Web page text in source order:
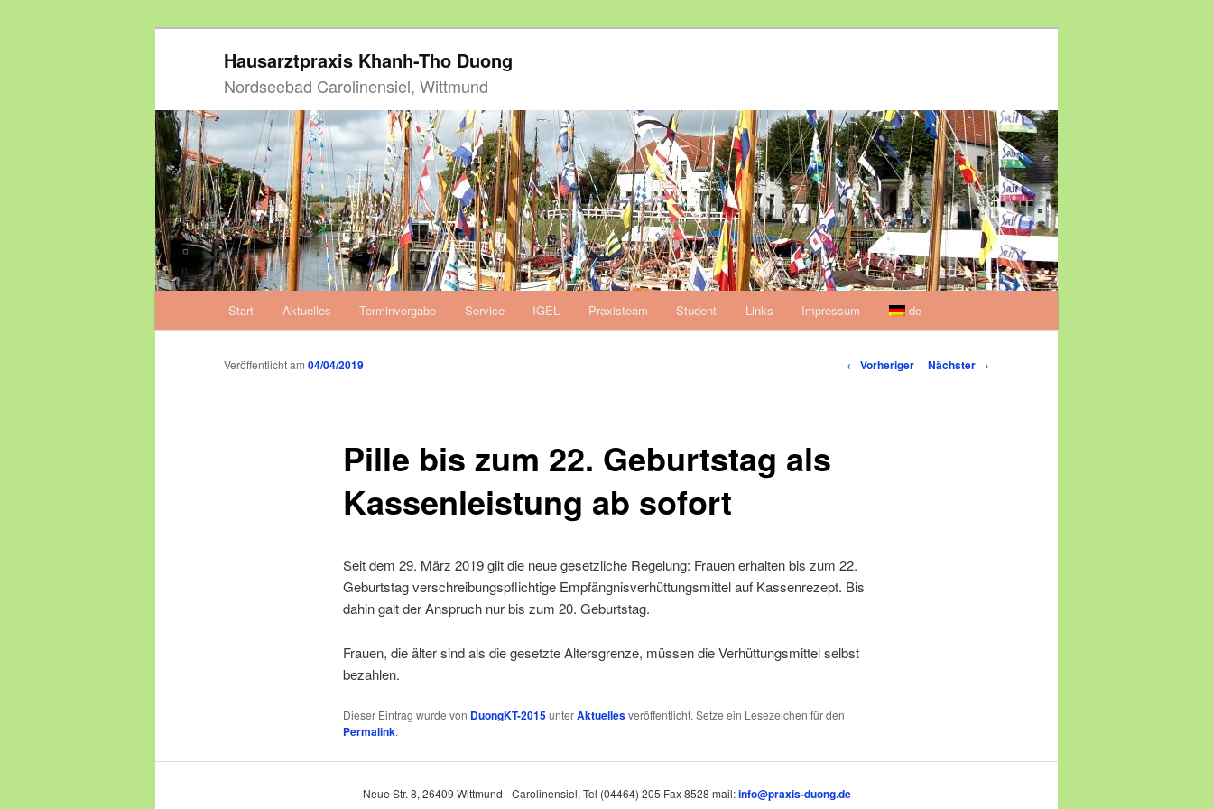
Hausarztpraxis Khanh-Tho Duong
Nordseebad Carolinensiel, Wittmund
Zum
primären
Start Aktuelles Terminvergabe Service IGEL Praxisteam Student Links Impressum de
Beitragsnavigation
← Vorheriger Nächster →
Pille bis zum 22. Geburtstag als
Kassenleistung ab sofort
Veröffentlicht am 04/04/2019
Seit dem 29. März 2019 gilt die neue gesetzliche Regelung: Frauen erhalten bis zum 22.
Geburtstag verschreibungspflichtige Empfängnisverhüttungsmittel auf Kassenrezept. Bis
dahin galt der Anspruch nur bis zum 20. Geburtstag.
Frauen, die älter sind als die gesetzte Altersgrenze, müssen die Verhüttungsmittel selbst
bezahlen.
Dieser Eintrag wurde von DuongKT-2015unterAktuellesveröffentlicht. Setze ein Lesezeichen für den
Permalink.
Neue Str. 8, 26409 Wittmund - Carolinensiel, Tel (04464) 205 Fax 8528 mail:info@praxis-duong.de